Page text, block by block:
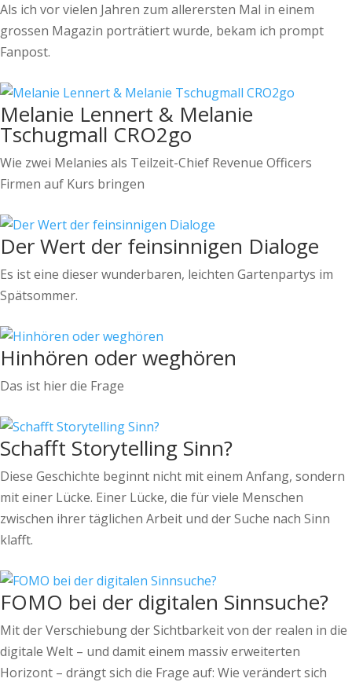
Als ich vor vielen Jahren zum allerersten Mal in einem
grossen Magazin porträtiert wurde, bekam ich prompt
Fanpost.
Melanie Lennert & Melanie
Tschugmall CRO2go
Wie zwei Melanies als Teilzeit-Chief Revenue Officers
Firmen auf Kurs bringen
Der Wert der feinsinnigen Dialoge
Es ist eine dieser wunderbaren, leichten Gartenpartys im
Spätsommer.
Hinhören oder weghören
Das ist hier die Frage
Schafft Storytelling Sinn?
Diese Geschichte beginnt nicht mit einem Anfang, sondern
mit einer Lücke. Einer Lücke, die für viele Menschen
zwischen ihrer täglichen Arbeit und der Suche nach Sinn
klafft.
FOMO bei der digitalen Sinnsuche?
Mit der Verschiebung der Sichtbarkeit von der realen in die
digitale Welt – und damit einem massiv erweiterten
Horizont – drängt sich die Frage auf: Wie verändert sich